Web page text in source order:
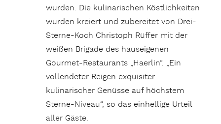
wurden. Die kulinarischen Köstlichkeiten
wurden kreiert und zubereitet von Drei-
Sterne-Koch Christoph Rüffer mit der
weißen Brigade des hauseigenen
Gourmet-Restaurants „Haerlin“. „Ein
vollendeter Reigen exquisiter
kulinarischer Genüsse auf höchstem
Sterne-Niveau“, so das einhellige Urteil
aller Gäste.